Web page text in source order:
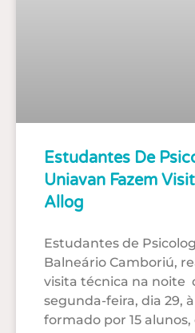
Estudantes De
Uniavan Fazem
Allog
Estudantes de
Balneário Camboriú,
visita técnica na noite
segunda-feira, dia 29,
formado por 15